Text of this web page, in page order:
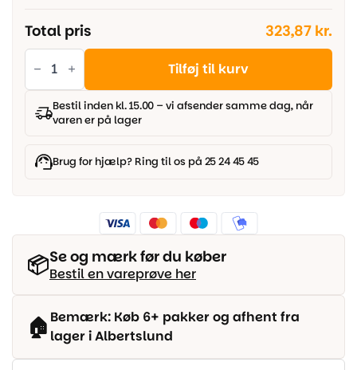
Total pris 323,87 kr.
AGT
Struktur
Eg
mm
33
antal
Tilføj til kurv
Bestil inden kl. 15.00 – vi afsender samme dag, når
varen er på lager
Brug for hjælp? Ring til os på 25 24 45 45
📦Se og mærk før du køber
Bestil en vareprøve her
🏠 Bemærk: Køb 6+ pakker og afhent fra
lager i Albertslund